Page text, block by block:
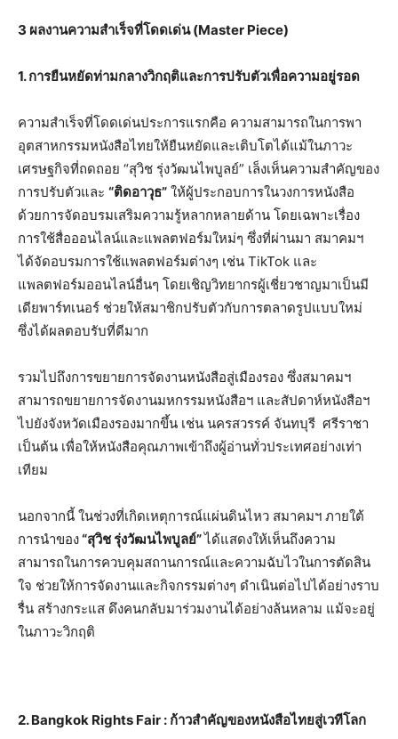
3 ผลงานความสำเร็จที่โดดเด่น (Master Piece)
1. การยืนหยัดท่ามกลางวิกฤติและการปรับตัวเพื่อความอยู่รอด
ความสำเร็จที่โดดเด่นประการแรกคือ ความสามารถในการพา
อุตสาหกรรมหนังสือไทยให้ยืนหยัดและเติบโตได้แม้ในภาวะ
เศรษฐกิจที่ถดถอย “สุวิช รุ่งวัฒนไพบูลย์” เล็งเห็นความสำคัญของ
การปรับตัวและ “ติดอาวุธ” ให้ผู้ประกอบการในวงการหนังสือ
ด้วยการจัดอบรมเสริมความรู้หลากหลายด้าน โดยเฉพาะเรื่อง
การใช้สื่อออนไลน์และแพลตฟอร์มใหม่ๆ ซึ่งที่ผ่านมา สมาคมฯ
ได้จัดอบรมการใช้แพลตฟอร์มต่างๆ เช่น TikTok และ
แพลตฟอร์มออนไลน์อื่นๆ โดยเชิญวิทยากรผู้เชี่ยวชาญมาเป็นมี
เดียพาร์ทเนอร์ ช่วยให้สมาชิกปรับตัวกับการตลาดรูปแบบใหม่
ซึ่งได้ผลตอบรับที่ดีมาก
รวมไปถึงการขยายการจัดงานหนังสือสู่เมืองรอง ซึ่งสมาคมฯ
สามารถขยายการจัดงานมหกรรมหนังสือฯ และสัปดาห์หนังสือฯ
ไปยังจังหวัดเมืองรองมากขึ้น เช่น นครสวรรค์ จันทบุรี ศรีราชา
เป็นต้น เพื่อให้หนังสือคุณภาพเข้าถึงผู้อ่านทั่วประเทศอย่างเท่า
เทียม
นอกจากนี้ ในช่วงที่เกิดเหตุการณ์แผ่นดินไหว สมาคมฯ ภายใต้
การนำของ“สุวิช รุ่งวัฒนไพบูลย์”ได้แสดงให้เห็นถึงความ
สามารถในการควบคุมสถานการณ์และความฉับไวในการตัดสิน
ใจ ช่วยให้การจัดงานและกิจกรรมต่างๆ ดำเนินต่อไปได้อย่างราบ
รื่น สร้างกระแส ดึงคนกลับมาร่วมงานได้อย่างล้นหลาม แม้จะอยู่
ในภาวะวิกฤติ
2. Bangkok Rights Fair : ก้าวสำคัญของหนังสือไทยสู่เวทีโลก